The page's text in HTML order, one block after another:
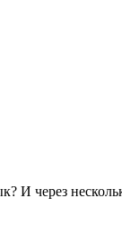
И через